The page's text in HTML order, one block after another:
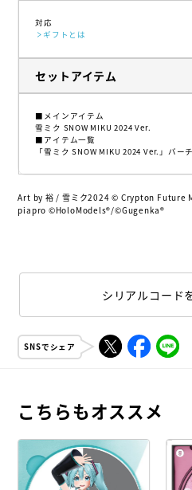
対応
ギフトとは
セットアイテム
■メインアイテム
雪ミク SNOW MIKU 2024 Ver.
■アイテム一覧
「雪ミク SNOW MIKU 2024 Ver.」バ
Art by 裕 / 雪ミク2024 © Crypton
piapro ©HoloModels®︎/©Gugenka®
シリアルコード
SNSでシェア
こちらもオススメ